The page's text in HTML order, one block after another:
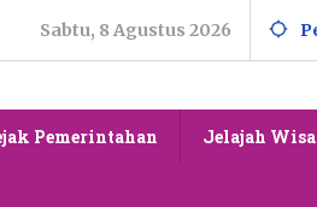
Sabtu, 8 Agustus 2026
Pemerintahan Jelajah